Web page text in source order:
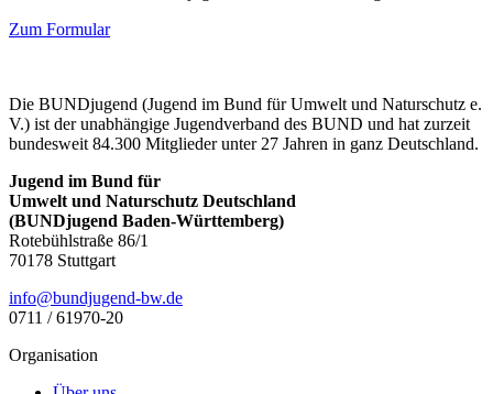
Zum Formular
Die BUNDjugend (Jugend im Bund für Umwelt und Naturschutz e.
V.) ist der unabhängige Jugendverband des BUND und hat zurzeit
bundesweit 84.300 Mitglieder unter 27 Jahren in ganz Deutschland.
Jugend im Bund für
Umwelt und Naturschutz Deutschland
(BUNDjugend Baden-Württemberg)
Rotebühlstraße 86/1
70178 Stuttgart
ed.wb-dnegujdnub@ofni
0711 / 61970-20
Organisation